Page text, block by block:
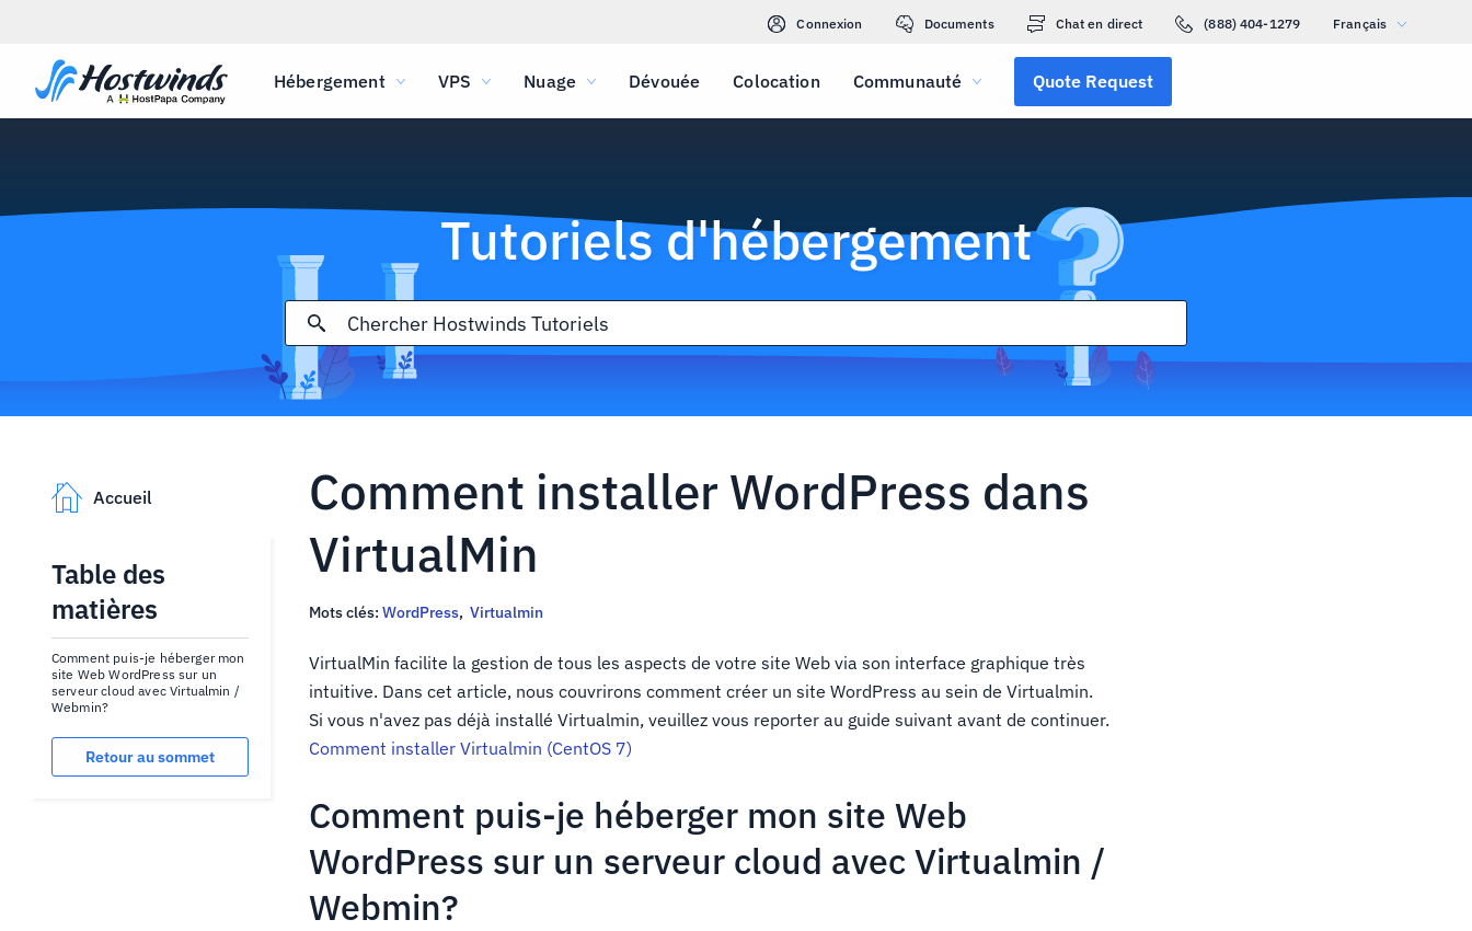
Connexion Documents Chat en direct (888) 404-1279 Français
Hébergement VPS Nuage Dévouée Colocation Communauté Quote Request
Tutoriels d'hébergement
Accueil
Table des
matières
Comment puis-je héberger mon
site Web WordPress sur un
serveur cloud avec Virtualmin /
Webmin?
Retour au sommet
Comment installer WordPress dans
VirtualMin
Mots clés: WordPress, Virtualmin
VirtualMin facilite la gestion de tous les aspects de votre site Web via son interface graphique très
intuitive. Dans cet article, nous couvrirons comment créer un site WordPress au sein de Virtualmin.
Si vous n'avez pas déjà installé Virtualmin, veuillez vous reporter au guide suivant avant de continuer.
Comment installer Virtualmin (CentOS 7)
Comment puis-je héberger mon site Web
WordPress sur un serveur cloud avec Virtualmin /
Webmin?